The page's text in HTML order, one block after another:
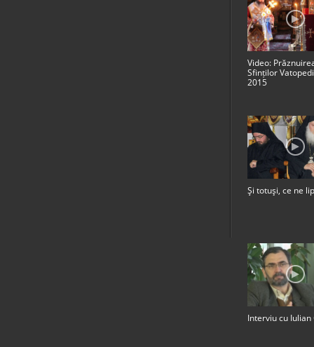
Video:
Sfinților
2015
Şi totuşi, ce ne
Interviu cu Iulian